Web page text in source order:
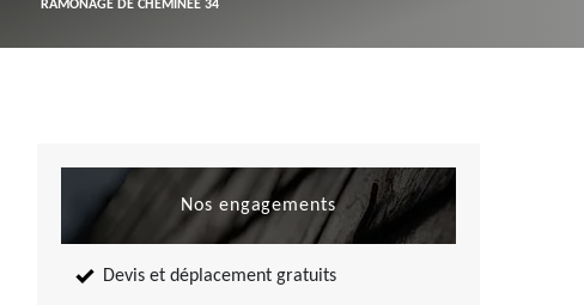
RAMONAGE DE CHEMINÉE 34
Nos engagements
Devis et déplacement gratuits